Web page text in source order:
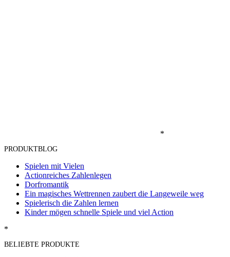
*
PRODUKTBLOG
Spielen mit Vielen
Actionreiches Zahlenlegen
Dorfromantik
Ein magisches Wettrennen zaubert die Langeweile weg
Spielerisch die Zahlen lernen
Kinder mögen schnelle Spiele und viel Action
*
BELIEBTE PRODUKTE